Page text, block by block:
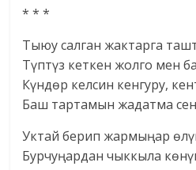
* * *
Тыюу салган жактарга
Түптүз кеткен жолго мен
Күндөр келсин кенгуру,
Баш тартамын жадатма
Уктай берип жармыңар
Бурчуңардан чыккыла